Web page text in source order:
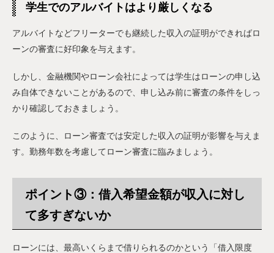
学生でのアルバイトはより厳しくなる
アルバイトなどフリーターでも継続した収入の証明ができればロ
ーンの審査に好印象を与えます。
しかし、金融機関やローン会社によっては学生はローンの申し込
み自体できないことがあるので、申し込み前に審査の条件をしっ
かり確認しておきましょう。
このように、ローン審査では安定した収入の証明が影響を与えま
す。勤務年数を考慮してローン審査に臨みましょう。
ポイント③：借入希望金額が収入に対し
て多すぎないか
ローンには、最高いくらまで借りられるのかという「借入限度